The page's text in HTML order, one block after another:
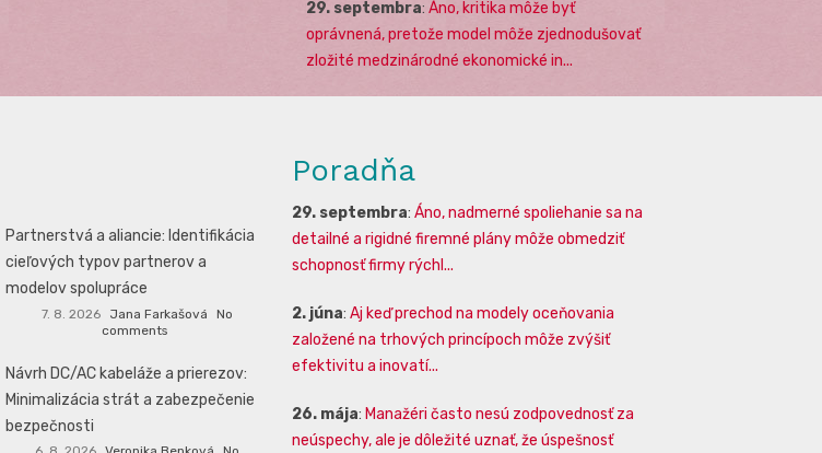
29. septembra: Áno, kritika môže byť
oprávnená, pretože model môže zjednodušovať
zložité medzinárodné ekonomické in...
Partnerstvá a aliancie: Identifikácia
cieľových typov partnerov a
modelov spolupráce
7. 8. 2026 Jana Farkašová
No
comments
Návrh DC/AC kabeláže a prierezov:
Minimalizácia strát a zabezpečenie
bezpečnosti
Poradňa
29. septembra: Áno, nadmerné spoliehanie sa na
detailné a rigidné firemné plány môže obmedziť
schopnosť firmy rýchl...
2. júna: Aj keď prechod na modely oceňovania
založené na trhových princípoch môže zvýšiť
efektivitu a inovatí...
26. mája: Manažéri často nesú zodpovednosť za
neúspechy, ale je dôležité uznať, že úspešnosť